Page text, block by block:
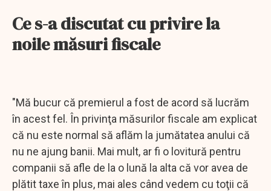
Ce s-a discutat cu privire la
noile măsuri fiscale
"Mă bucur că premierul a fost de acord să lucrăm
în acest fel. În privinţa măsurilor fiscale am explicat
că nu este normal să aflăm la jumătatea anului că
nu ne ajung banii. Mai mult, ar fi o lovitură pentru
companii să afle de la o lună la alta că vor avea de
plătit taxe în plus, mai ales când vedem cu toţii că